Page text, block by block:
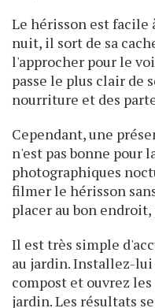
Le hérisson est facile
nuit, il sort de sa
l'approcher pour le
passe le plus clair de
nourriture et des
Cependant, une
n'est pas bonne pour
photographiques
filmer le hérisson
placer au bon
Il est très simple
au jardin. Installez-
compost et ouvrez
jardin. Les résultats